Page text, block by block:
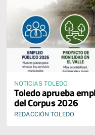
NOTICIAS TOLEDO
Toledo aprueba
del Corpus 2026
REDACCIÓN TOLEDO